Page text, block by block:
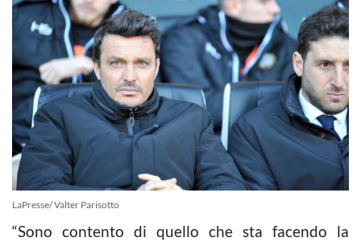
LaPresse/ Valter Parisotto
“Sono contento di quello che sta facendo la